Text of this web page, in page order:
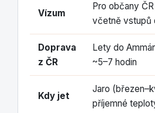
Vízum
Pro občany
včetně vstupů
Doprava
z ČR
Lety do
~5–7 hodin
Kdy jet
Jaro
příjemné